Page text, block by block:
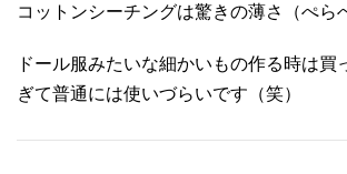
コットンシーチングは驚きの薄さ（ぺら
ドール服みたいな細かいもの作る時は買
ぎて普通には使いづらいです（笑）